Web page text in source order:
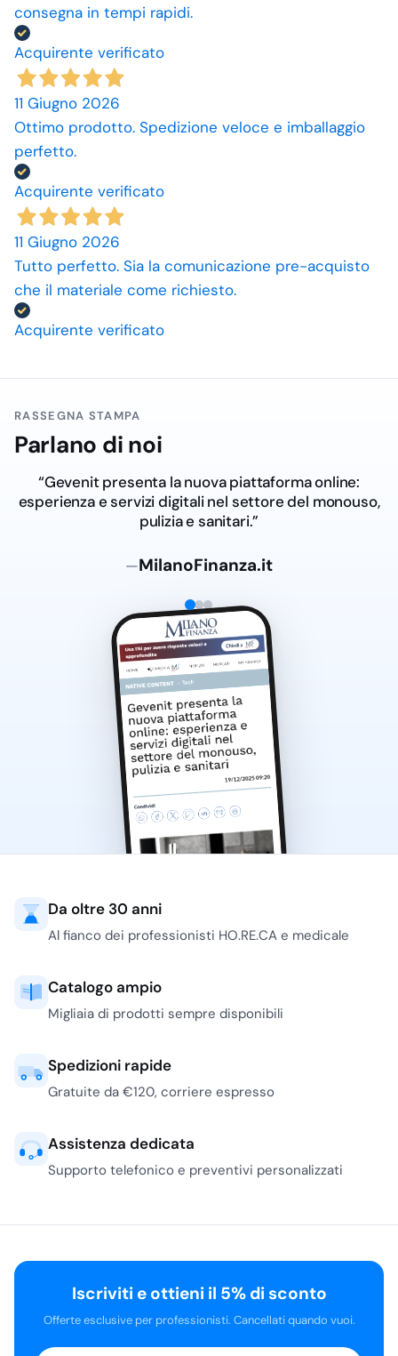
consegna in tempi rapidi.
Acquirente verificato
11 Giugno 2026
Ottimo prodotto. Spedizione veloce e imballaggio
perfetto.
Acquirente verificato
11 Giugno 2026
Tutto perfetto. Sia la comunicazione pre-acquisto
che il materiale come richiesto.
Acquirente verificato
RASSEGNA STAMPA
Parlano di noi
“Gevenit presenta la nuova piattaforma online:
esperienza e servizi digitali nel settore del monouso,
pulizia e sanitari.”
—MilanoFinanza.it
Da oltre 30 anni
Al fianco dei professionisti HO.RE.CA e medicale
Catalogo ampio
Migliaia di prodotti sempre disponibili
Spedizioni rapide
Gratuite da €120, corriere espresso
Assistenza dedicata
Supporto telefonico e preventivi personalizzati
Iscriviti e ottieni il 5% di sconto
Offerte esclusive per professionisti. Cancellati quando vuoi.